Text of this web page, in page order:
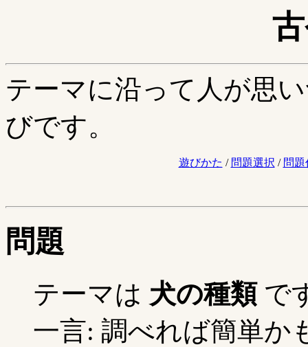
テーマに沿って人が思
びです。
遊びかた / 問題選択 / 問題
問題
テーマは 犬の種類で
一言: 調べれば簡単か